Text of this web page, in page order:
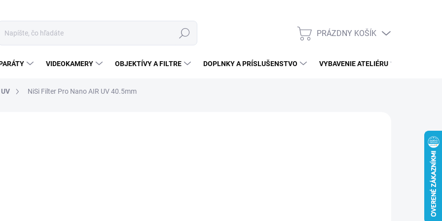
Hľadať
NÁKUPNÝ
PRÁZDNY KOŠÍK
VIDEOKAMERY OBJEKTÍVY A FILTRE DOPLNKY A PRÍSLUŠENSTVO VYBAVENIE ATELIÉRU
UV NiSi Filter Pro Nano AIR UV 40.5mm